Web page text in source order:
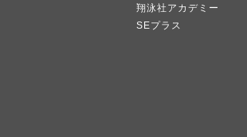
翔泳社アカデミー
SEプラス